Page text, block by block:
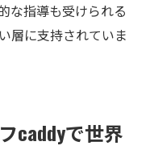
な指導も受けられる
層に支持されていま
caddyで世界